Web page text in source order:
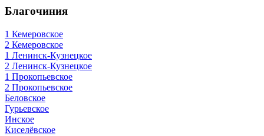
Благочиния
1 Кемеровское
2 Кемеровское
1 Ленинск-Кузнецкое
2 Ленинск-Кузнецкое
1 Прокопьевское
2 Прокопьевское
Беловское
Гурьевское
Инское
Киселёвское